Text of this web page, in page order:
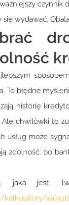
czynnik
się wydawać.
To błędne
historię
chwilówki to
usług może
zdolność, bo
jaka jest
kalkulatory/